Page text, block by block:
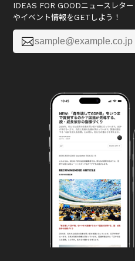
IDEAS FOR GOODニュースレタ
やイベント情報をGETしよう！
